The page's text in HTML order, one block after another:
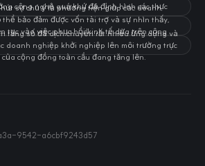
công nghệ quá khứ đã định hình các thực
sự chú ý là phương tiện giúp các doanh
bảo đảm được vốn tài trợ và sự nhìn thấy,
tục vào việc phục hồi kinh tế dựa trên công
tảng số đã dịch chuyển rất nhiều ứng dụng và
doanh nghiệp khởi nghiệp lên môi trường trực
cộng đồng toàn cầu đang tăng lên.
9542-a6cbf9243d57